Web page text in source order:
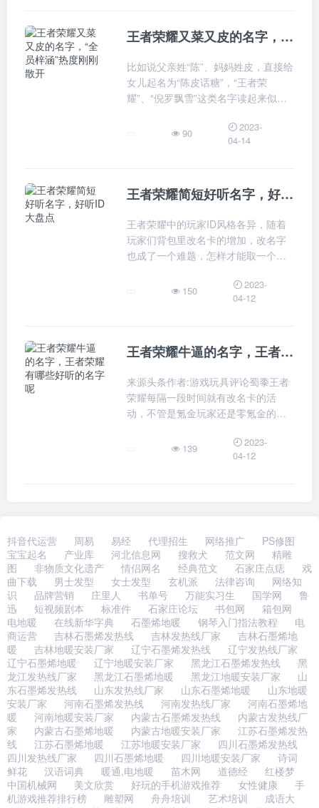
王者荣耀又菜又皮的名字，“全员梓涵”热度刚刚散开
比如说父亲姓“陈”、妈妈姓皮，直接给
女儿起名为“陈皮话糖”，“王者荣
耀”、“倪罗飘雪”这类名字读起来似乎
觉得啰嗦。 90
2023-
04-14
王者荣耀简短好听名字，好听ID大盘点
王者荣耀中的玩家ID风格各异，随着
玩家们背包里改名卡的增加，改名字
也成了一个难题，怎样才能取一个内
给大家推荐几种不同风格的游戏ID，
快看看有没有适合你的吧~如果你想要
150
2023-
04-12
王者荣耀牛逼的名字，王者荣耀有哪些好听的名字呢
来源头条作者:游戏玩具评论蜀黍王者
荣耀每隔一段时间就有改名卡的活
动，不管是氪金玩家还是零氪金的玩
不到名字的灵感，最后都是跟风，哪
个名字流行就起哪个，王者荣耀有哪
139
2023-
04-12
抖音代运营 周易 易经 代理招生 网络推广
PS修图
宝宝起名
产业库 河北信息网 搜救犬 范文网
精雕
图
非物质文化遗产 情侣网名 经典范文 石家庄点痣
戏
曲下载
男士发型 女士发型 玄机派 法律咨询
网络知
识
品牌营销 庄里人 书单号 万能实习生 国学网
鲁
迅
短视频剧本 标准件 石家庄论坛 书包网
箱包网
电地暖
在线新华字典 石墨烯地暖 钢琴入门指法教程
电
商运营
吉林石墨烯发热线 吉林发热线厂家
吉林石墨烯地
暖
吉林地暖安装厂家 辽宁石墨烯发热线
辽宁发热线厂家
辽宁石墨烯地暖
辽宁地暖安装厂家 黑龙江石墨烯发热线
黑
龙江发热线厂家
黑龙江石墨烯地暖 黑龙江地暖安装厂家
山
东石墨烯发热线
山东发热线厂家 山东石墨烯地暖
山东地暖
安装厂家
河南石墨烯发热线 河南发热线厂家
河南石墨烯地
暖
河南地暖安装厂家 内蒙古石墨烯发热线
内蒙古发热线厂
家
内蒙古石墨烯地暖 内蒙古地暖安装厂家
江苏石墨烯发热
线
江苏石墨烯地暖 江苏地暖安装厂家
四川石墨烯发热线
四川发热线厂家
四川石墨烯地暖 四川地暖安装厂家
诗词
鲜花
汉语词典 暖通,电地暖 苗木网 道德经
红楼梦
中国机械网
美文欣赏 好玩的手机游戏推荐 女性健康
手
机游戏推荐排行榜
雕塑网 舟舟培训 艺术培训
成语大